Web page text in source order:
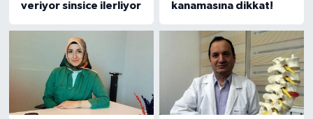
veriyor sinsice ilerliyor
kanamasına dikkat!